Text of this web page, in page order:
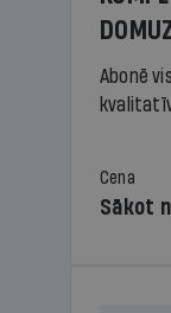
Abonē
Cena
Sākot